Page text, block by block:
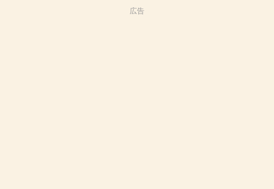
広告